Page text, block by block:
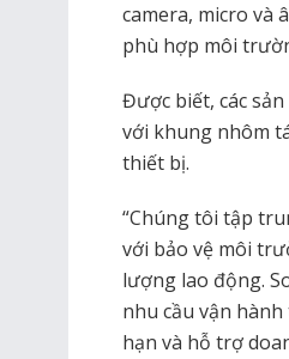
camera, micro và
phù hợp môi
Được biết, các
với khung nhôm
thiết bị.
“Chúng tôi tập
với bảo vệ môi
lượng lao động.
nhu cầu vận
hạn và hỗ trợ